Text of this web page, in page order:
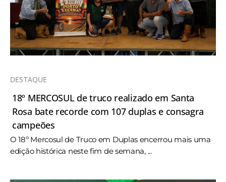
DESTAQUE
18º MERCOSUL de truco realizado em Santa
Rosa bate recorde com 107 duplas e consagra
campeões
O 18º Mercosul de Truco em Duplas encerrou mais uma
edição histórica neste fim de semana, ...